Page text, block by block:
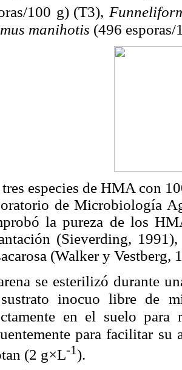
100 g) (T3),
manihotis (496
especies de HMA con
de Microbiología
la pureza de los
(Sieverding,
(Walker y Vestberg,
se esterilizó durante
inocuo libre de
en el suelo
para facilitar
(2 g×L-1).